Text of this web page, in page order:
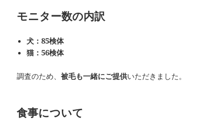
モニター数の内訳
犬：85検体
猫：56検体
調査のため、被毛も一緒にご提供いただきました。
食事について